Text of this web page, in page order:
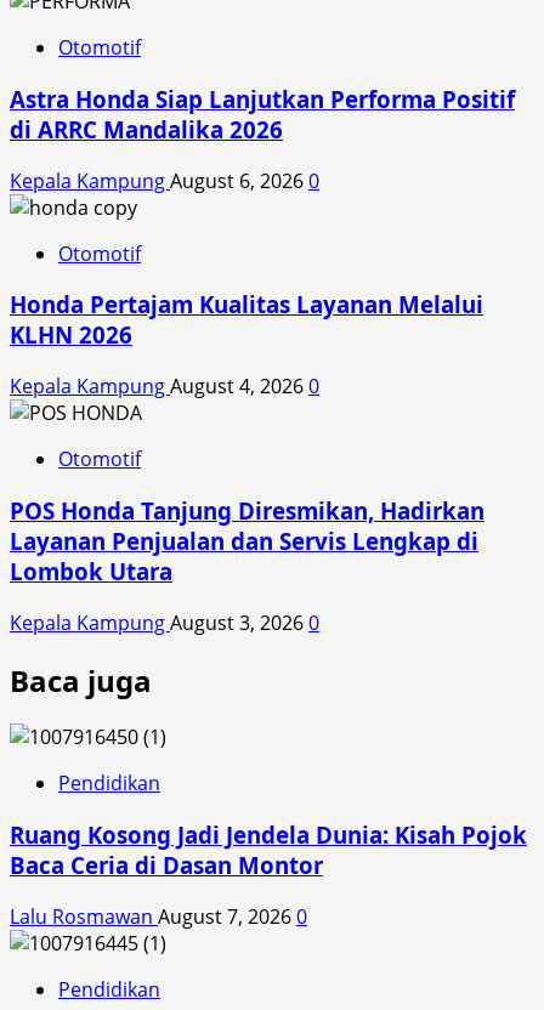
Otomotif
Astra Honda Siap Lanjutkan Performa Positif
di ARRC Mandalika 2026
Kepala KampungAugust 6, 20260
Otomotif
Honda Pertajam Kualitas Layanan Melalui
KLHN 2026
Kepala KampungAugust 4, 20260
Otomotif
POS Honda Tanjung Diresmikan, Hadirkan
Layanan Penjualan dan Servis Lengkap di
Lombok Utara
Kepala KampungAugust 3, 20260
Baca juga
Pendidikan
Ruang Kosong Jadi Jendela Dunia: Kisah Pojok
Baca Ceria di Dasan Montor
Lalu Rosmawan August 7, 20260
Pendidikan